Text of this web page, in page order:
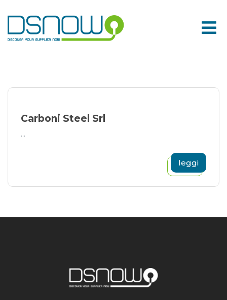
to
content
Carboni Steel Srl
...
leggi